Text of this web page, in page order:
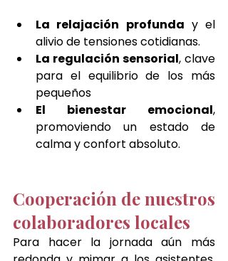
La relajación profunda y el
alivio de tensiones cotidianas.
La regulación sensorial, clave
para el equilibrio de los más
pequeños
El bienestar emocional,
promoviendo un estado de
calma y confort absoluto.
Cooperación de nuestros
colaboradores locales
Para hacer la jornada aún más